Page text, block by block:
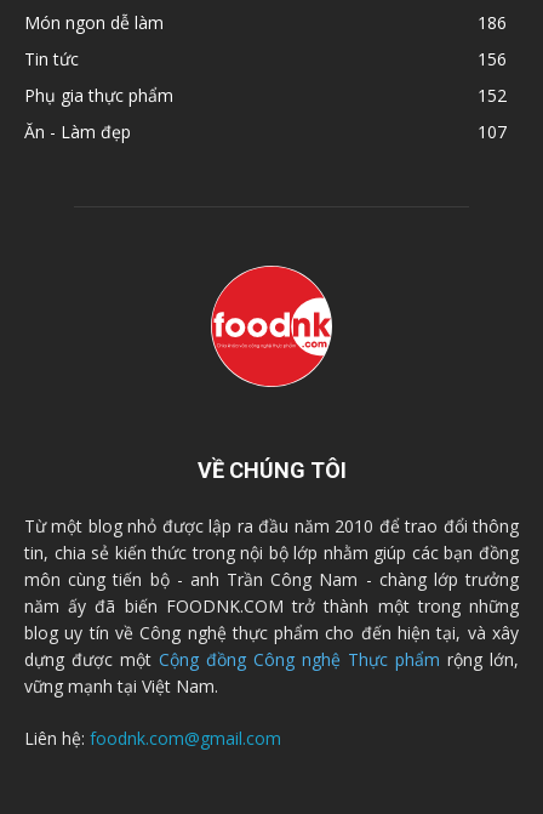
Món ngon dễ làm
186
Tin tức
156
Phụ gia thực phẩm
152
Ăn - Làm đẹp
107
VỀ CHÚNG TÔI
Từ một blog nhỏ được lập ra đầu năm 2010 để trao đổi thông
tin, chia sẻ kiến thức trong nội bộ lớp nhằm giúp các bạn đồng
môn cùng tiến bộ - anh Trần Công Nam - chàng lớp trưởng
năm ấy đã biến FOODNK.COM trở thành một trong những
blog uy tín về Công nghệ thực phẩm cho đến hiện tại, và xây
dựng được một Cộng đồng Công nghệ Thực phẩm rộng lớn,
vững mạnh tại Việt Nam.
Liên hệ: foodnk.com@gmail.com